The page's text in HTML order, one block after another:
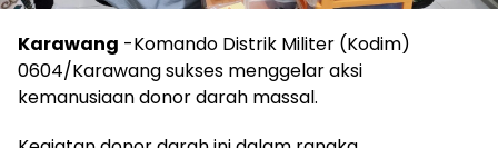
Karawang -Komando Distrik Militer (Kodim)
0604/Karawang sukses menggelar aksi
kemanusiaan donor darah massal.